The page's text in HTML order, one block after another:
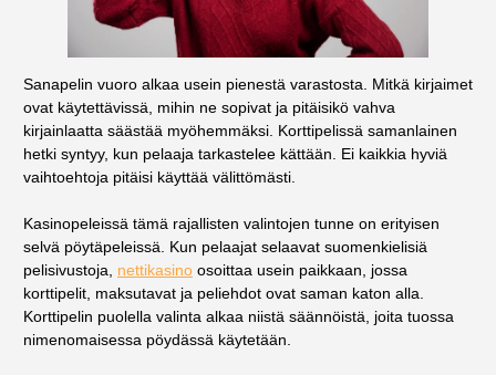
Sanapelin vuoro alkaa usein pienestä varastosta. Mitkä kirjaimet
ovat käytettävissä, mihin ne sopivat ja pitäisikö vahva
kirjainlaatta säästää myöhemmäksi. Korttipelissä samanlainen
hetki syntyy, kun pelaaja tarkastelee kättään. Ei kaikkia hyviä
vaihtoehtoja pitäisi käyttää välittömästi.
Kasinopeleissä tämä rajallisten valintojen tunne on erityisen
selvä pöytäpeleissä. Kun pelaajat selaavat suomenkielisiä
pelisivustoja, nettikasino osoittaa usein paikkaan, jossa
korttipelit, maksutavat ja peliehdot ovat saman katon alla.
Korttipelin puolella valinta alkaa niistä säännöistä, joita tuossa
nimenomaisessa pöydässä käytetään.